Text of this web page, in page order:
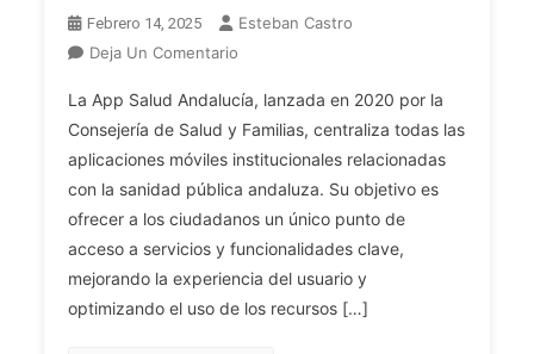
Febrero 14, 2025
Esteban Castro
Deja Un Comentario
De
Las
Aplicaciones
Móviles
De
Salud
En
La
La App Salud Andalucía, lanzada en 2020 por la
Consejería de Salud y Familias, centraliza todas las
aplicaciones móviles institucionales relacionadas
con la sanidad pública andaluza. Su objetivo es
ofrecer a los ciudadanos un único punto de
acceso a servicios y funcionalidades clave,
mejorando la experiencia del usuario y
optimizando el uso de los recursos […]